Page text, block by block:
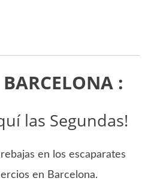
:
las Segundas!
en los escaparates
en Barcelona.